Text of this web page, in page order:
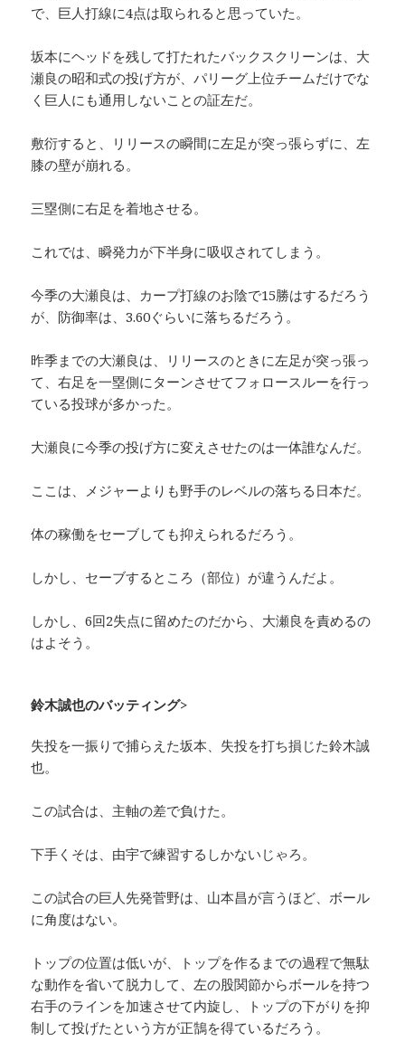
で、巨人打線に4点は取られると思っていた。
坂本にヘッドを残して打たれたバックスクリーンは、大
瀬良の昭和式の投げ方が、パリーグ上位チームだけでな
く巨人にも通用しないことの証左だ。
敷衍すると、リリースの瞬間に左足が突っ張らずに、左
膝の壁が崩れる。
三塁側に右足を着地させる。
これでは、瞬発力が下半身に吸収されてしまう。
今季の大瀬良は、カープ打線のお陰で15勝はするだろう
が、防御率は、3.60ぐらいに落ちるだろう。
昨季までの大瀬良は、リリースのときに左足が突っ張っ
て、右足を一塁側にターンさせてフォロースルーを行っ
ている投球が多かった。
大瀬良に今季の投げ方に変えさせたのは一体誰なんだ。
ここは、メジャーよりも野手のレベルの落ちる日本だ。
体の稼働をセーブしても抑えられるだろう。
しかし、セーブするところ（部位）が違うんだよ。
しかし、6回2失点に留めたのだから、大瀬良を責めるの
はよそう。
鈴木誠也のバッティング>
失投を一振りで捕らえた坂本、失投を打ち損じた鈴木誠
也。
この試合は、主軸の差で負けた。
下手くそは、由宇で練習するしかないじゃろ。
この試合の巨人先発菅野は、山本昌が言うほど、ボール
に角度はない。
トップの位置は低いが、トップを作るまでの過程で無駄
な動作を省いて脱力して、左の股関節からボールを持つ
右手のラインを加速させて内旋し、トップの下がりを抑
制して投げたという方が正鵠を得ているだろう。